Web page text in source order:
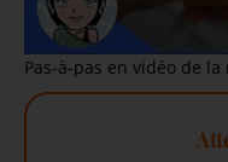
Pas-à-pas en vidéo de